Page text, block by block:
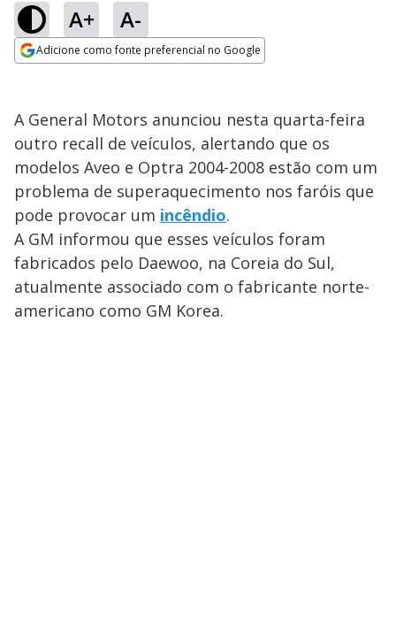
A+ A-
Adicione como fonte preferencial no Google
A General Motors anunciou nesta quarta-feira
outro recall de veículos, alertando que os
modelos Aveo e Optra 2004-2008 estão com um
problema de superaquecimento nos faróis que
pode provocar um incêndio.
A GM informou que esses veículos foram
fabricados pelo Daewoo, na Coreia do Sul,
atualmente associado com o fabricante norte-
americano como GM Korea.